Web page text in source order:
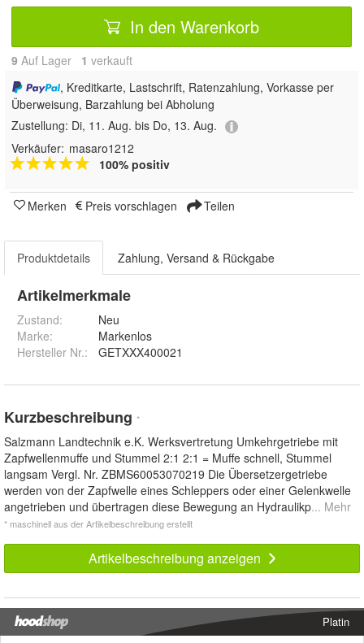
In den Warenkorb
9 Auf Lager 1 verkauft
, Kreditkarte, Lastschrift, Ratenzahlung, Vorkasse per
Überweisung, Barzahlung bei Abholung
Zustellung: Di, 11. Aug. bis Do, 13. Aug.
Verkäufer: masaro1212
100% positiv
Merken Preis vorschlagen Teilen
Produktdetails Zahlung, Versand & Rückgabe
Artikelmerkmale
Zustand:
Neu
Marke:
Markenlos
Hersteller Nr.:
GETXXX400021
Kurzbeschreibung *
Salzmann Landtechnik e.K. Werksvertretung Umkehrgetriebe mit
Zapfwellenmuffe und Stummel 2:1 2:1 = Muffe schnell, Stummel
langsam Vergl. Nr. ZBMS60053070219 Die Übersetzergetriebe
werden von der Zapfwelle eines Schleppers oder einer Gelenkwelle
angetrieben und übertragen diese Bewegung an Hydraulikp... Mehr
* maschinell aus der Artikelbeschreibung erstellt
Artikelbeschreibung anzeigen
Platin